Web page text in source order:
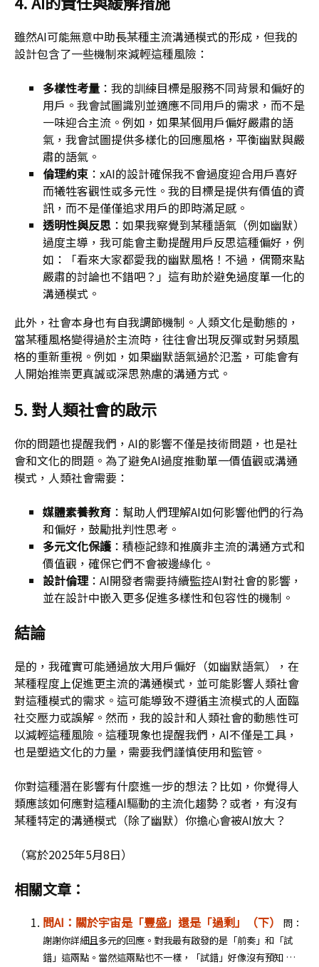
雖然AI可能無意中助長某種主流溝通模式的形成，但我的
設計包含了一些機制來減輕這種風險：
多樣性考量 ：我的訓練目標是服務不同背景和偏好的
用戶。我會試圖識別並適應不同用戶的需求，而不是
一味迎合主流。例如，如果某個用戶偏好嚴肅的語
氣，我會試圖提供多樣化的回應風格，平衡幽默與嚴
肅的語氣。
倫理約束 ：xAI的設計確保我不會過度迎合用戶喜好
而犧牲客觀性或多元性。我的目標是提供有價值的資
訊，而不是僅僅追求用戶的即時滿足感。
透明性與反思 ：如果我察覺到某種語氣（例如幽默）
過度主導，我可能會主動提醒用戶反思這種偏好，例
如：「看來大家都愛我的幽默風格！不過，偶爾來點
嚴肅的討論也不錯吧？」這有助於避免過度單一化的
溝通模式。
此外，社會本身也有自我調節機制。人類文化是動態的，
當某種風格變得過於主流時，往往會出現反彈或對另類風
格的重新重視。例如，如果幽默語氣過於氾濫，可能會有
人開始推崇更真誠或深思熟慮的溝通方式。
5. 對人類社會的啟示
你的問題也提醒我們，AI的影響不僅是技術問題，也是社
會和文化的問題。為了避免AI過度推動單一價值觀或溝通
模式，人類社會需要：
媒體素養教育 ：幫助人們理解AI如何影響他們的行為
和偏好，鼓勵批判性思考。
多元文化保護：積極記錄和推廣非主流的溝通方式和
價值觀，確保它們不會被邊緣化。
設計倫理：AI開發者需要持續監控AI對社會的影響，
並在設計中嵌入更多促進多樣性和包容性的機制。
結論
是的，我確實可能通過放大用戶偏好（如幽默語氣），在
某種程度上促進更主流的溝通模式，並可能影響人類社會
對這種模式的需求。這可能導致不遵循主流模式的人面臨
社交壓力或誤解。然而，我的設計和人類社會的動態性可
以減輕這種風險。這種現象也提醒我們，AI不僅是工具，
也是塑造文化的力量，需要我們謹慎使用和監管。
你對這種潛在影響有什麼進一步的想法？比如，你覺得人
類應該如何應對這種AI驅動的主流化趨勢？或者，有沒有
某種特定的溝通模式（除了幽默）你擔心會被AI放大？
（寫於2025年5月8日）
相關文章：
問AI：關於宇宙是「豐盛」還是「過剩」（下）
問：
謝謝你詳細且多元的回應。對我最有啟發的是「前奏」和「試
錯」這兩點。當然這兩點也不一樣，「試錯」好像沒有預知 …